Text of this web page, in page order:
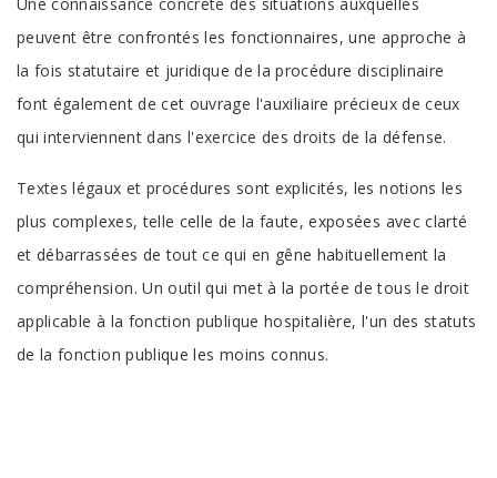
peuvent être confrontés les fonctionnaires, une approche à
la fois statutaire et juridique de la procédure disciplinaire
font également de cet ouvrage l'auxiliaire précieux de ceux
qui interviennent dans l'exercice des droits de la défense.
Textes légaux et procédures sont explicités, les notions les
plus complexes, telle celle de la faute, exposées avec clarté
et débarrassées de tout ce qui en gêne habituellement la
compréhension. Un outil qui met à la portée de tous le droit
applicable à la fonction publique hospitalière, l'un des statuts
de la fonction publique les moins connus.